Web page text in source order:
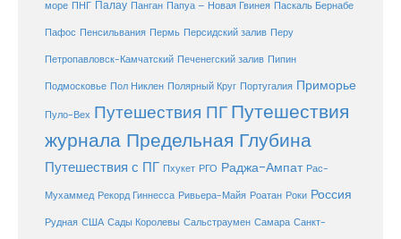
море ПНГ Палау Панган Папуа – Новая Гвинея Паскаль Бернабе
Пафос Пенсильвания Пермь Персидский залив Перу
Петропавловск-Камчатский Печенегский залив Пипин
Подмосковье Пол Никлен Полярный Круг Португалия Приморье
Пуло-Вех Путешествия ПГ Путешествия
журнала Предельная Глубина
Путешествия с ПГ Пхукет РГО Раджа-Ампат Рас-
Мухаммед Рекорд Гиннесса Ривьера-Майя Роатан Роки Россия
Рудная США Сады Королевы Сальстраумен Самара Санкт-